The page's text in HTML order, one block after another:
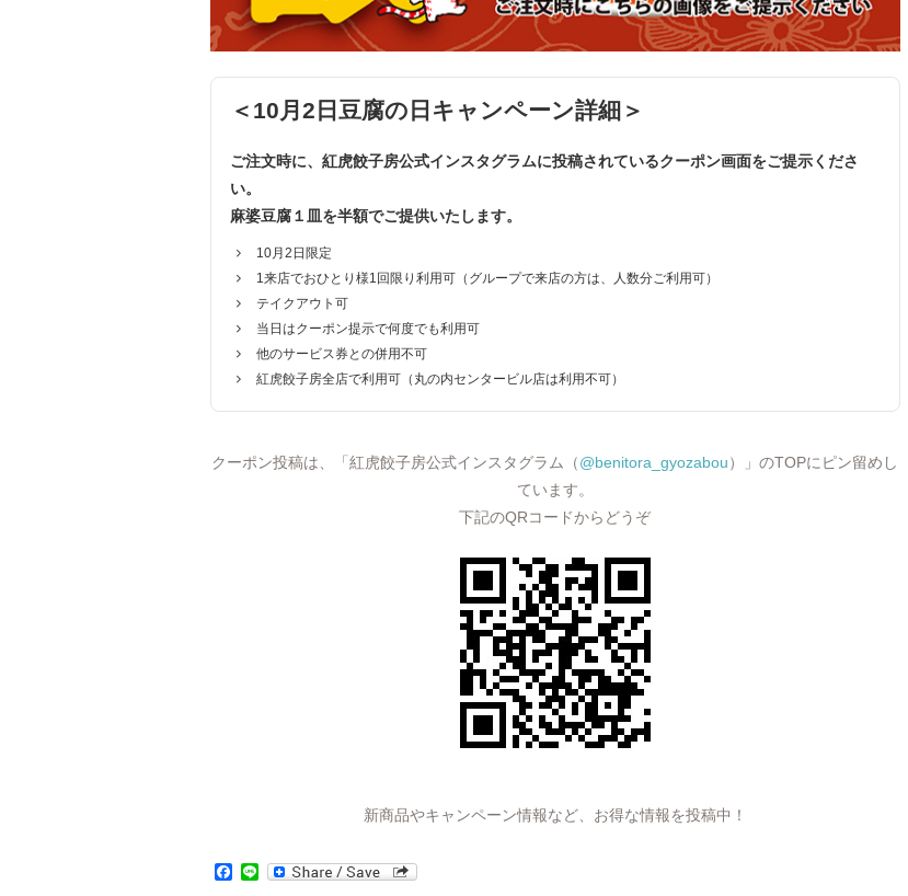
＜10月2日豆腐の日キャンペーン詳細＞
ご注文時に、紅虎餃子房公式インスタグラムに投稿されているクーポン画面をご提示くださ
い。
麻婆豆腐１皿を半額でご提供いたします。
10月2日限定
1来店でおひとり様1回限り利用可（グループで来店の方は、人数分ご利用可）
テイクアウト可
当日はクーポン提示で何度でも利用可
他のサービス券との併用不可
紅虎餃子房全店で利用可（丸の内センタービル店は利用不可）
クーポン投稿は、「紅虎餃子房公式インスタグラム（@benitora_gyozabou）」のTOPにピン留めし
ています。
下記のQRコードからどうぞ
新商品やキャンペーン情報など、お得な情報を投稿中！
Facebook
Line